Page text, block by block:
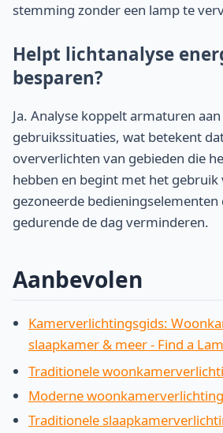
stemming zonder een lamp te
Helpt lichtanalyse
besparen?
Ja. Analyse koppelt armaturen
gebruikssituaties, wat betekent
oververlichten van gebieden die
hebben en begint met het
gezoneerde
gedurende de dag verminderen.
Aanbevolen
Kamerverlichtingsgids:
slaapkamer & meer - Find a
Traditionele
Moderne
Traditionele